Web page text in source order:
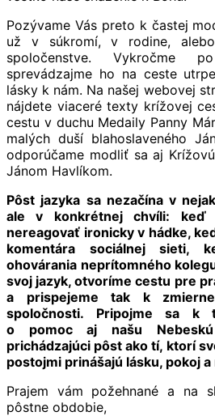
Pozývame Vás preto k častej
už v súkromí, v rodine,
spoločenstve.
sprevádzajme ho na ceste
lásky k nám. Na našej webovej
nájdete viaceré texty krížovej
cestu v duchu Medaily Panny
malých duší blahoslaveného
odporúčame modliť sa aj
Jánom Havlíkom.
Pôst jazyka sa nezačína v
ale v konkrétnej chvíli: keď
nereagovať ironicky v hádke,
komentára sociálnej sieti,
ohovárania neprítomného
svoj jazyk, otvoríme cestu pre
a prispejeme tak k
spoločnosti. Pripojme sa k
o pomoc aj našu
prichádzajúci pôst ako tí, ktorí
postojmi prinášajú lásku, pokoj a
Prajem vám požehnané a na
pôstne obdobie,